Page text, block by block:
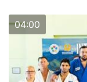
04:00